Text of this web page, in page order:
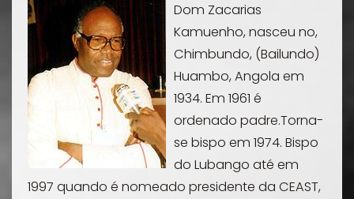
Dom Zacarias
Kamuenho, nasceu no,
Chimbundo, (Bailundo)
Huambo, Angola em
1934. Em 1961 é
ordenado padre.Torna-
se bispo em 1974. Bispo
do Lubango até em
1997 quando é nomeado presidente da CEAST,